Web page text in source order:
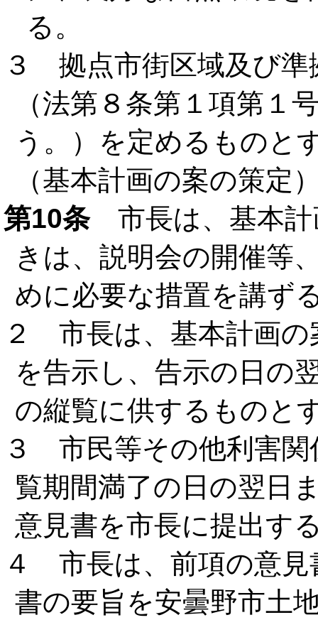
る。
３ 拠点市街区域及び準
（法第８条第１項第１
う。）を定めるものと
（基本計画の案の策定
第10条市長は、基本計
きは、説明会の開催等
めに必要な措置を講ず
２ 市長は、基本計画の
を告示し、告示の日の
の縦覧に供するものと
３ 市民等その他利害関
覧期間満了の日の翌日
意見書を市長に提出す
４ 市長は、前項の意見
書の要旨を安曇野市土